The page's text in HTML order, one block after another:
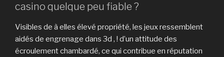
casino quelque peu fiable ?
Visibles de à elles élevé propriété, les jeux ressemblent
aidés de engrenage dans 3d , ! d’un attitude des
écroulement chambardé, ce qui contribue en réputation